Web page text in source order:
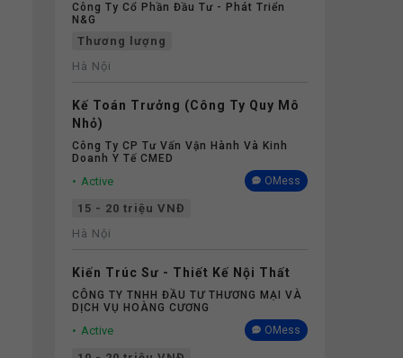
Công Ty Cổ Phần Đầu Tư - Phát Triển
N&G
Thương lượng
Hà Nội
Kế Toán Trưởng (Công Ty Quy Mô
Nhỏ)
Công Ty CP Tư Vấn Vận Hành Và Kinh
Doanh Y Tế CMED
Active OMess
15 - 20 triệu VNĐ
Hà Nội
Kiến Trúc Sư - Thiết Kế Nội Thất
CÔNG TY TNHH ĐẦU TƯ THƯƠNG MẠI VÀ
DỊCH VỤ HOÀNG CƯƠNG
Active OMess